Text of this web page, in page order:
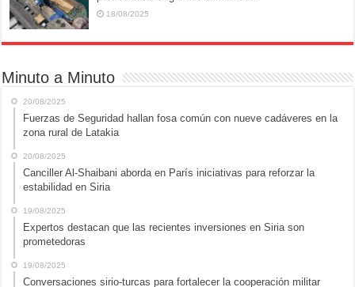
18/08/2025
Minuto a Minuto
20/08/2025
Fuerzas de Seguridad hallan fosa común con nueve cadáveres en la
zona rural de Latakia
20/08/2025
Canciller Al-Shaibani aborda en París iniciativas para reforzar la
estabilidad en Siria
19/08/2025
Expertos destacan que las recientes inversiones en Siria son
prometedoras
19/08/2025
Conversaciones sirio-turcas para fortalecer la cooperación militar